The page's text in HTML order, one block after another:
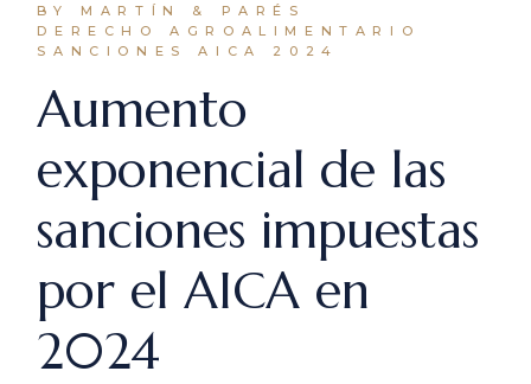
BY MARTÍN & PARÉS
DERECHO AGROALIMENTARIO
SANCIONES AICA 2024
Aumento
exponencial de las
sanciones impuestas
por el AICA en
2024